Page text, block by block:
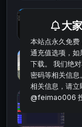
大
本站点永久免费
通充值选项，如
下载。 我们绝
密码等相关信息
相关信息，请
@feimao006